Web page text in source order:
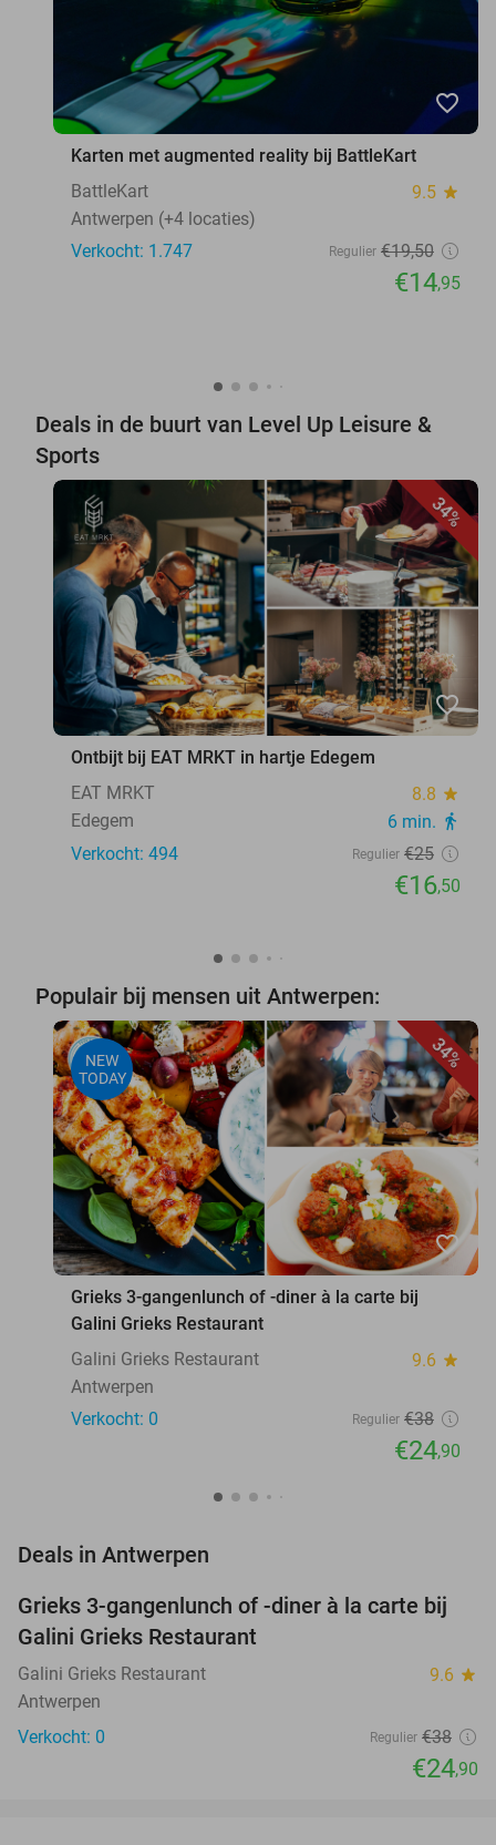
favorite_border
Karten met augmented reality bij BattleKart
BattleKart
9.5 star
Antwerpen (+4 locaties)
Verkocht: 1.747
Regulier €19,50
€14,95
Deals in de buurt van Level Up Leisure &
Sports
34%
favorite_border
Ontbijt bij EAT MRKT in hartje Edegem
EAT MRKT
8.8 star
Edegem 6 min. directions_walk
Verkocht: 494 Regulier €25
€16,50
Populair bij mensen uit Antwerpen:
34%
NEW
TODAY
favorite_border
Grieks 3-gangenlunch of -diner à la carte bij
Galini Grieks Restaurant
Galini Grieks Restaurant
9.6 star
Antwerpen
Verkocht: 0
Regulier €38
€24,90
Deals in Antwerpen
34%
TODAY
Grieks 3-gangenlunch of -diner à la carte bij
Galini Grieks Restaurant
Galini Grieks Restaurant 9.6 star
Antwerpen
Verkocht: 0
Regulier €38
€24,90